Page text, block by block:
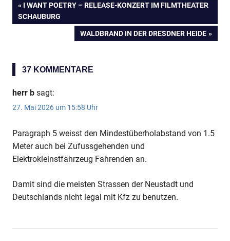
Anzeige
Beitragsnavigation
VORHERIGER
BEITRAG:
I WANT POETRY – RELEASE-KONZERT IM FILMTHEATER
SCHAUBURG
NÄCHSTER
WALDBRAND IN DER DRESDNER HEIDE
37 KOMMENTARE
herr b sagt:
27. Mai 2026 um 15:58 Uhr
Paragraph 5 weisst den Mindestüberholabstand von 1.5
Meter auch bei Zufussgehenden und
Elektrokleinstfahrzeug Fahrenden an.
Damit sind die meisten Strassen der Neustadt und
Deutschlands nicht legal mit Kfz zu benutzen.